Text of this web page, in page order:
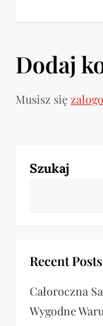
g
a
j
p
i
Dodaj
Musisz się
Szukaj
Recent Posts
Całoroczna
Wygodne